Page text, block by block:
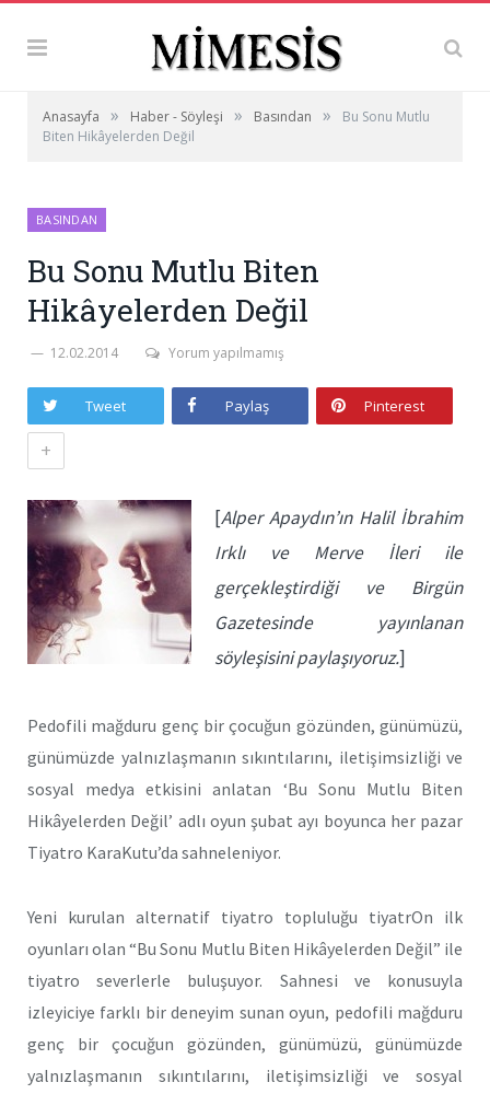
Anasayfa » Haber - Söyleşi » Basından »
Bu Sonu Mutlu
Biten Hikâyelerden Değil
BASINDAN
Bu Sonu Mutlu Biten
Hikâyelerden Değil
12.02.2014 Yorum yapılmamış
Tweet Paylaş Pinterest
+
[Alper Apaydın’ın Halil İbrahim
Irklı ve Merve İleri ile
gerçekleştirdiği ve Birgün
Gazetesinde yayınlanan
söyleşisini paylaşıyoruz.]
Pedofili mağduru genç bir çocuğun gözünden, günümüzü,
günümüzde yalnızlaşmanın sıkıntılarını, iletişimsizliği ve
sosyal medya etkisini anlatan ‘Bu Sonu Mutlu Biten
Hikâyelerden Değil’ adlı oyun şubat ayı boyunca her pazar
Tiyatro KaraKutu’da sahneleniyor.
Yeni kurulan alternatif tiyatro topluluğu tiyatrOn ilk
oyunları olan “Bu Sonu Mutlu Biten Hikâyelerden Değil” ile
tiyatro severlerle buluşuyor. Sahnesi ve konusuyla
izleyiciye farklı bir deneyim sunan oyun, pedofili mağduru
genç bir çocuğun gözünden, günümüzü, günümüzde
yalnızlaşmanın sıkıntılarını, iletişimsizliği ve sosyal